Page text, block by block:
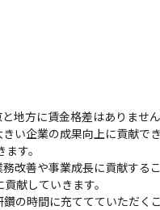
地方に賃金格差はありません
い企業の成果向上に貢献でき
す。
善や事業成長に貢献するこ
献していきます。
の時間に充ててていただく